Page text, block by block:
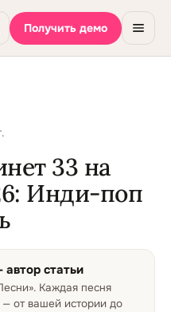
Получить демо
33 на
Инди-поп
автор статьи
. Каждая песня
от вашей истории до